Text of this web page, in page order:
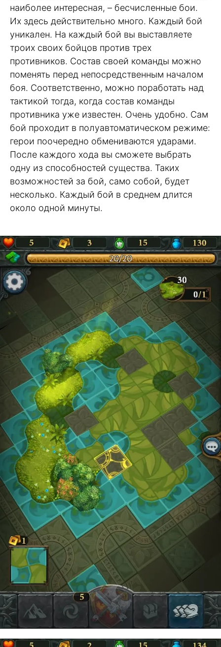
наиболее интересная, – бесчисленные бои.
Их здесь действительно много. Каждый бой
уникален. На каждый бой вы выставляете
троих своих бойцов против трех
противников. Состав своей команды можно
поменять перед непосредственным началом
боя. Соответственно, можно поработать над
тактикой тогда, когда состав команды
противника уже известен. Очень удобно. Сам
бой проходит в полуавтоматическом режиме:
герои поочередно обмениваются ударами.
После каждого хода вы сможете выбрать
одну из способностей существа. Таких
возможностей за бой, само собой, будет
несколько. Каждый бой в среднем длится
около одной минуты.